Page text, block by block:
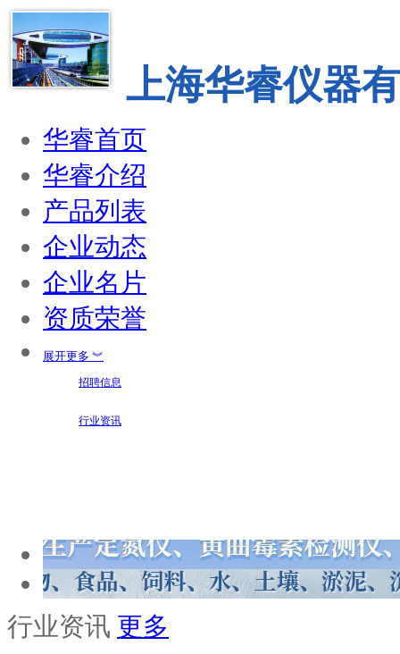
上海华睿仪器
华睿首页
华睿介绍
产品列表
企业动态
企业名片
资质荣誉
展开更多 ︾
招聘信息
行业资讯
行业资讯 更多